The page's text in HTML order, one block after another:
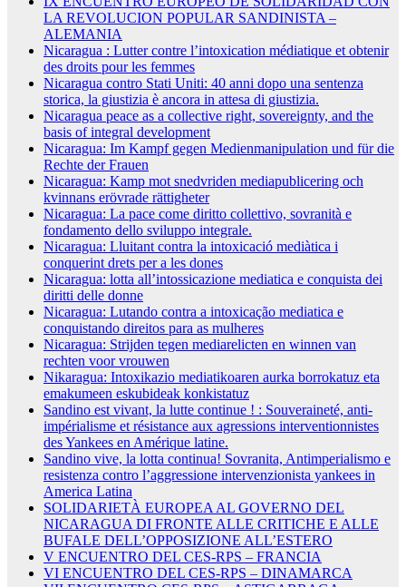
LA REVOLUCION POPULAR SANDINISTA –
ALEMANIA
Nicaragua : Lutter contre l’intoxication médiatique et obtenir
des droits pour les femmes
Nicaragua contro Stati Uniti: 40 anni dopo una sentenza
storica, la giustizia è ancora in attesa di giustizia.
Nicaragua peace as a collective right, sovereignty, and the
basis of integral development
Nicaragua: Im Kampf gegen Medienmanipulation und für die
Rechte der Frauen
Nicaragua: Kamp mot snedvriden mediapublicering och
kvinnans erövrade rättigheter
Nicaragua: La pace come diritto collettivo, sovranità e
fondamento dello sviluppo integrale.
Nicaragua: Lluitant contra la intoxicació mediàtica i
conquerint drets per a les dones
Nicaragua: lotta all’intossicazione mediatica e conquista dei
diritti delle donne
Nicaragua: Lutando contra a intoxicação mediatica e
conquistando direitos para as mulheres
Nicaragua: Strijden tegen mediarelicten en winnen van
rechten voor vrouwen
Nikaragua: Intoxikazio mediatikoaren aurka borrokatuz eta
emakumeen eskubideak konkistatuz
Sandino est vivant, la lutte continue ! : Souveraineté, anti-
impérialisme et résistance aux agressions interventionnistes
des Yankees en Amérique latine.
Sandino vive, la lotta continua! Sovranita, Antimperialismo e
resistenza contro l’aggressione intervenzionista yankees in
America Latina
SOLIDARIETÀ EUROPEA AL GOVERNO DEL
NICARAGUA DI FRONTE ALLE CRITICHE E ALLE
BUFALE DELL’OPPOSIZIONE ALL’ESTERO
V ENCUENTRO DEL CES-RPS – FRANCIA
VI ENCUENTRO DEL CES-RPS – DINAMARCA